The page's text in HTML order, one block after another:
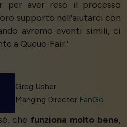
per aver reso il processo
supporto nell'aiutarci con
avremo eventi simili, ci
a Queue-Fair.’
Greg Usher
Manging Director FanGo
che funziona molto bene,